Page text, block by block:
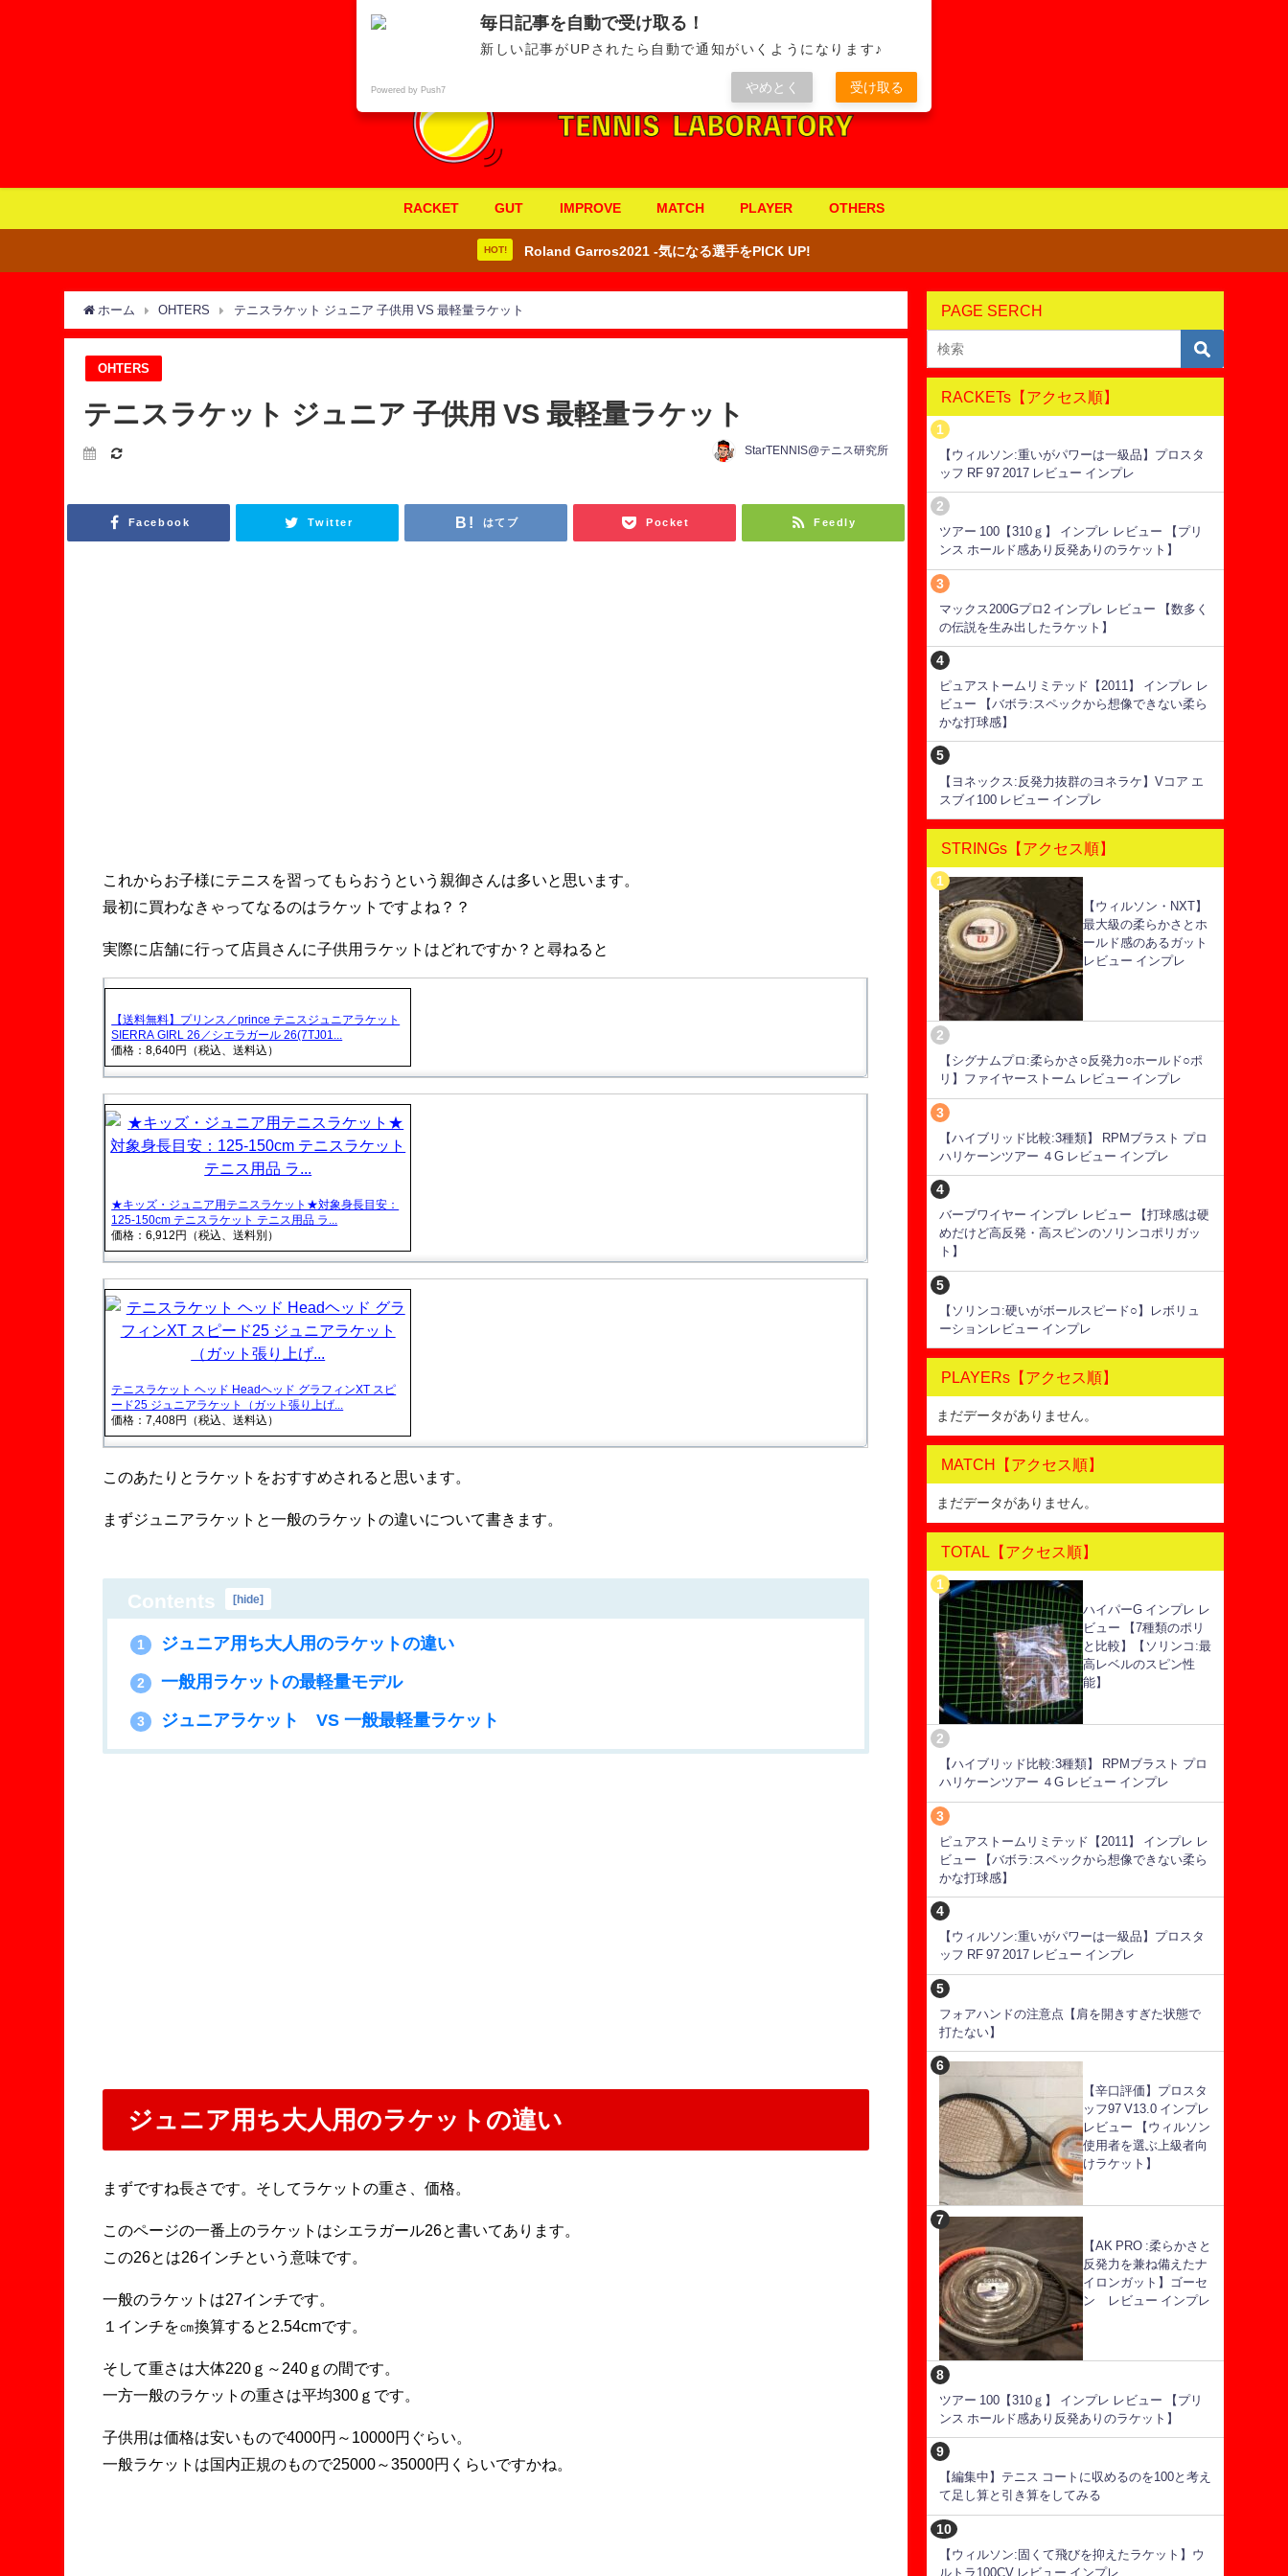
RACKET GUT IMPROVE MATCH PLAYER OTHERS
HOT! Roland Garros2021 -気になる選手をPICK UP!
ホーム OHTERS テニスラケット ジュニア 子供用 VS 最軽量ラケット
OHTERS
テニスラケット ジュニア 子供用 VS 最軽量ラケット
StarTENNIS@テニス研究所
Facebook Twitter はてブ Pocket Feedly
これからお子様にテニスを習ってもらおうという親御さんは多いと思います。
最初に買わなきゃってなるのはラケットですよね？？
実際に店舗に行って店員さんに子供用ラケットはどれですか？と尋ねると
【送料無料】プリンス／prince テニスジュニアラケット
SIERRA GIRL 26／シエラガール 26(7TJ01...
価格：8,640円（税込、送料込）
★キッズ・ジュニア用テニスラケット★対象身長目安：
125-150cm テニスラケット テニス用品 ラ...
価格：6,912円（税込、送料別）
テニスラケット ヘッド Headヘッド グラフィンXT スピ
ード25 ジュニアラケット（ガット張り上げ...
価格：7,408円（税込、送料込）
このあたりとラケットをおすすめされると思います。
まずジュニアラケットと一般のラケットの違いについて書きます。
Contents [hide]
1 ジュニア用ち大人用のラケットの違い
2 一般用ラケットの最軽量モデル
3 ジュニアラケット VS 一般最軽量ラケット
ジュニア用ち大人用のラケットの違い
まずですね長さです。そしてラケットの重さ、価格。
このページの一番上のラケットはシエラガール26と書いてあります。
この26とは26インチという意味です。
一般のラケットは27インチです。
１インチを㎝換算すると2.54cmです。
そして重さは大体220ｇ～240ｇの間です。
一方一般のラケットの重さは平均300ｇです。
子供用は価格は安いもので4000円～10000円ぐらい。
一般ラケットは国内正規のもので25000～35000円くらいですかね。
PAGE SERCH
RACKETs【アクセス順】
【ウィルソン:重いがパワーは一級品】プロスタ
ッフ RF 97 2017 レビュー インプレ
ツアー 100【310ｇ】 インプレ レビュー 【プリ
ンス ホールド感あり反発ありのラケット】
マックス200Gプロ2 インプレ レビュー 【数多く
の伝説を生み出したラケット】
ピュアストームリミテッド【2011】 インプレ レ
ビュー 【バボラ:スペックから想像できない柔ら
かな打球感】
【ヨネックス:反発力抜群のヨネラケ】Vコア エ
スブイ100 レビュー インプレ
STRINGs【アクセス順】
【ウィルソン・NXT】
最大級の柔らかさとホ
ールド感のあるガット
レビュー インプレ
【シグナムプロ:柔らかさ○反発力○ホールド○ポ
リ】ファイヤーストーム レビュー インプレ
【ハイブリッド比較:3種類】 RPMブラスト プロ
ハリケーンツアー ４G レビュー インプレ
バーブワイヤー インプレ レビュー 【打球感は硬
めだけど高反発・高スピンのソリンコポリガッ
ト】
【ソリンコ:硬いがボールスピード○】レボリュ
ーションレビュー インプレ
PLAYERs【アクセス順】
まだデータがありません。
MATCH【アクセス順】
まだデータがありません。
TOTAL【アクセス順】
ハイパーG インプレ レ
ビュー 【7種類のポリ
と比較】【ソリンコ:最
高レベルのスピン性
能】
【ハイブリッド比較:3種類】 RPMブラスト プロ
ハリケーンツアー ４G レビュー インプレ
ピュアストームリミテッド【2011】 インプレ レ
ビュー 【バボラ:スペックから想像できない柔ら
かな打球感】
【ウィルソン:重いがパワーは一級品】プロスタ
ッフ RF 97 2017 レビュー インプレ
フォアハンドの注意点【肩を開きすぎた状態で
打たない】
【辛口評価】プロスタ
ッフ97 V13.0 インプレ
レビュー 【ウィルソン
使用者を選ぶ上級者向
けラケット】
【AK PRO :柔らかさと
反発力を兼ね備えたナ
イロンガット】ゴーセ
ン レビュー インプレ
ツアー 100【310ｇ】 インプレ レビュー 【プリ
ンス ホールド感あり反発ありのラケット】
【編集中】テニス コートに収めるのを100と考え
て足し算と引き算をしてみる
【ウィルソン:固くて飛びを抑えたラケット】ウ
ルトラ100CV レビュー インプレ
毎日記事を自動で受け取る！
新しい記事がUPされたら自動で通知がいくようになります♪
Powered by Push7 やめとく 受け取る